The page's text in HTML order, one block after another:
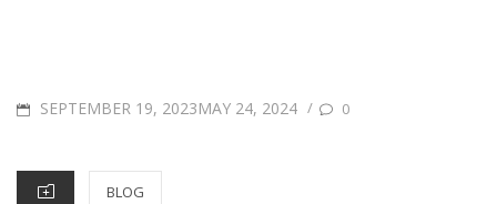
POSTEDSEPTEMBER 19, 2023MAY 24, 2024 / 0
CATEGORIES
BLOG